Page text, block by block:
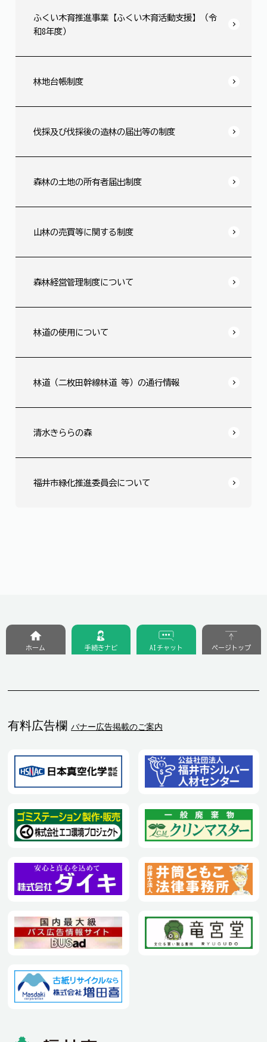
ふくい木育推進事業【ふくい木育活動支援】（令
和8年度）
林地台帳制度
伐採及び伐採後の造林の届出等の制度
森林の土地の所有者届出制度
山林の売買等に関する制度
森林経営管理制度について
林道の使用について
林道（二枚田幹線林道 等）の通行情報
清水きららの森
福井市緑化推進委員会について
有料広告欄 バナー広告掲載のご案内
ホーム 手続きナビ AIチャット ページトップ